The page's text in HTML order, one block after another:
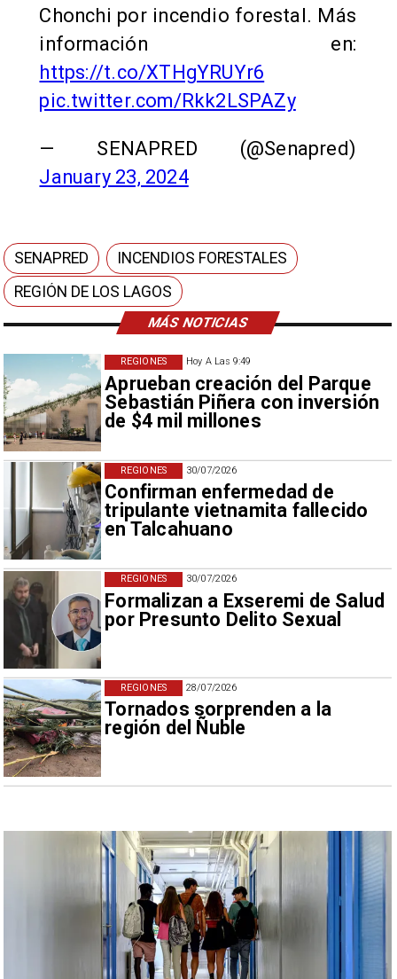
MÁS NOTICIAS
Hoy A Las 9:49
Aprueban creación del Parque
Sebastián Piñera con inversión
de $4 mil millones
REGIONES
30/07/2026
Confirman enfermedad de
tripulante vietnamita fallecido
en Talcahuano
REGIONES
30/07/2026
Formalizan a Exseremi de Salud
por Presunto Delito Sexual
REGIONES
28/07/2026
Tornados sorprenden a la
región del Ñuble
REGIONES
Chonchi por incendio forestal. Más
información en:
https://t.co/XTHgYRUYr6
pic.twitter.com/Rkk2LSPAZy
— SENAPRED (@Senapred)
January 23, 2024
SENAPRED
INCENDIOS FORESTALES
REGIÓN DE LOS LAGOS